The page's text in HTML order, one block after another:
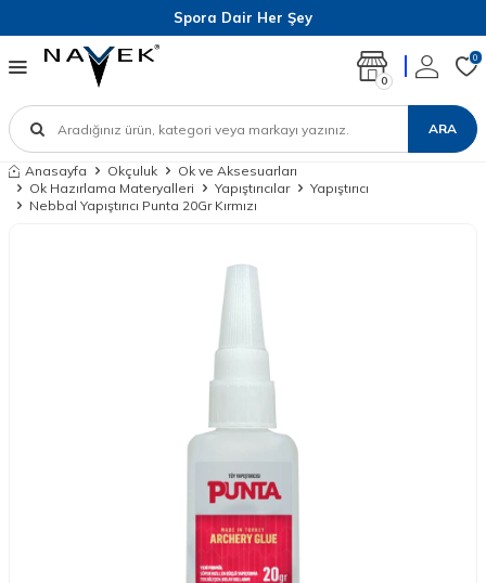
Spora Dair Her Şey
ARA
0
0
Anasayfa Okçuluk
Ok ve Aksesuarları
Ok Hazırlama Materyalleri
Yapıştırıcılar
Yapıştırıcı
Nebbal Yapıştırıcı Punta 20Gr Kırmızı